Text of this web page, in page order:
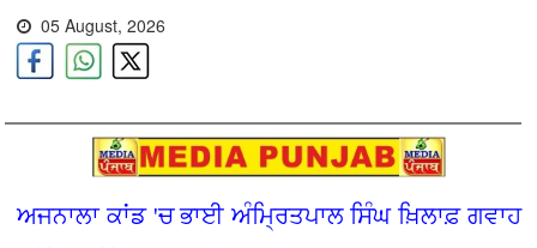
05 August, 2026
ਅਜਨਾਲਾ ਕਾਂਡ 'ਚ ਭਾਈ ਅੰਮ੍ਰਿਤਪਾਲ ਸਿੰਘ ਖ਼ਿਲਾਫ਼ ਗਵਾਹ